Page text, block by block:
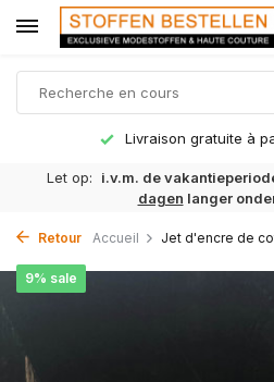
Livraison gratuite à
Let op: i.v.m. de
dagen langer
Retour Accueil Jet d'encre de
9% sale